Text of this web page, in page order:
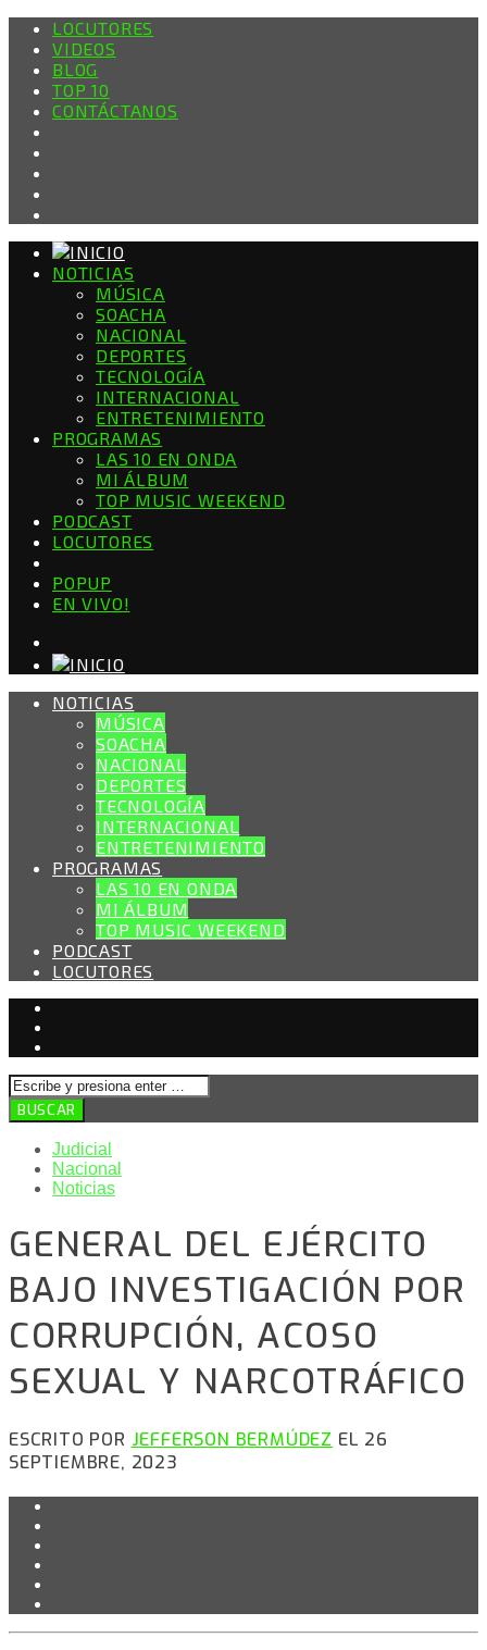
LOCUTORES
VIDEOS
BLOG
TOP 10
CONTÁCTANOS
NOTICIAS
MÚSICA
SOACHA
NACIONAL
DEPORTES
TECNOLOGÍA
INTERNACIONAL
ENTRETENIMIENTO
PROGRAMAS
LAS 10 EN ONDA
MI ÁLBUM
TOP MUSIC WEEKEND
PODCAST
LOCUTORES
POPUP
EN VIVO!
NOTICIAS
MÚSICA
SOACHA
NACIONAL
DEPORTES
TECNOLOGÍA
INTERNACIONAL
ENTRETENIMIENTO
PROGRAMAS
LAS 10 EN ONDA
MI ÁLBUM
TOP MUSIC WEEKEND
PODCAST
LOCUTORES
Judicial
Nacional
Noticias
GENERAL DEL EJÉRCITO
BAJO INVESTIGACIÓN POR
CORRUPCIÓN, ACOSO
SEXUAL Y NARCOTRÁFICO
ESCRITO POR JEFFERSON BERMÚDEZ EL 26
SEPTIEMBRE, 2023